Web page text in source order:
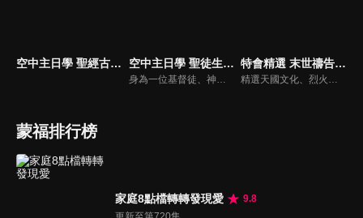
空中主日學 聖經古事今談 空中主日學 聖徒生命進深
身為一位基督徒、神的兒女，不能只是在知識上認識這位父神，我們應該要全面認識祂，當我們越多認識祂的屬性，並且經歷祂的恩典，我們就對祂的信心就越加增，以至於在每天的生活中都能享受祂奇妙、豐盛的一切！
特會精選 末世禱告運動
精選天國文化、烈火特會、超自然大能與使徒性教會等特會，幫助我們更加明白神的心意，好讓我們的生命能走在神的道路上進入命定。
蒙福排行榜
家庭8點檔轉轉發現愛
9.8